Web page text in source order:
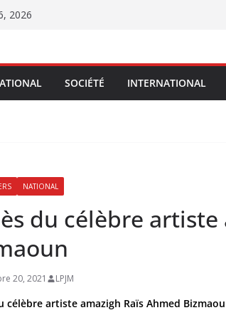
2026
SOCIÉTÉ INTERNATIONAL
NATIONAL
du célèbre
20, 2021 LPJM
célèbre artiste amazigh Raïs Ahmed